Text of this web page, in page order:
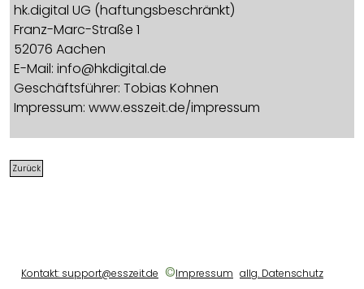
hk.digital UG (haftungsbeschränkt)
Franz-Marc-Straße 1
52076 Aachen
E-Mail: info@hkdigital.de
Geschäftsführer: Tobias Kohnen
Impressum: www.esszeit.de/impressum
Datenschutzbeauftragter
52076 Aachen
Zurück
Kontakt: support@esszeit.de ©Impressum allg. Datenschutz